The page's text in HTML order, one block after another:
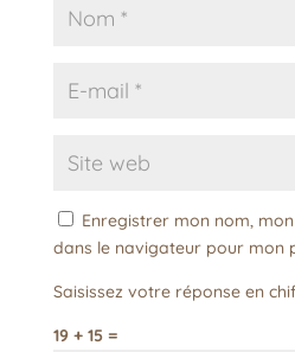
Enregistrer mon nom,
dans le navigateur pour mon
Saisissez votre réponse en
19 + 15 =